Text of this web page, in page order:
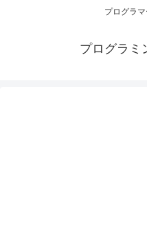
プログラ
プログラミ